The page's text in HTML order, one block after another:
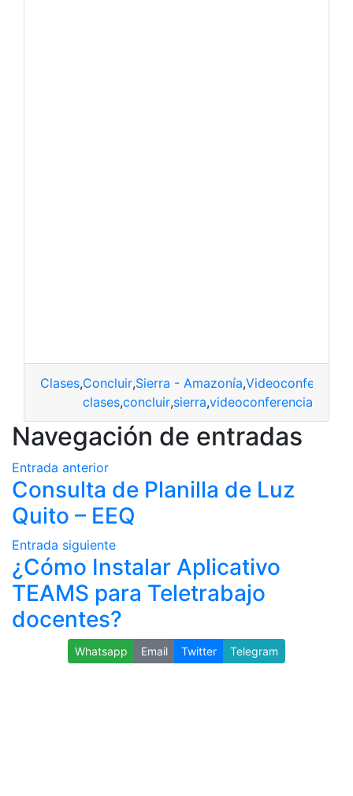
Clases,Concluir,Sierra - Amazonía,Videoconferencia
clases,concluir,sierra,videoconferencia
Navegación de entradas
Entrada anterior
Consulta de Planilla de Luz
Quito – EEQ
Entrada siguiente
¿Cómo Instalar Aplicativo
TEAMS para Teletrabajo
docentes?
Whatsapp Email Twitter Telegram